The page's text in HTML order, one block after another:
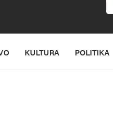
KULTURA POLITIKA